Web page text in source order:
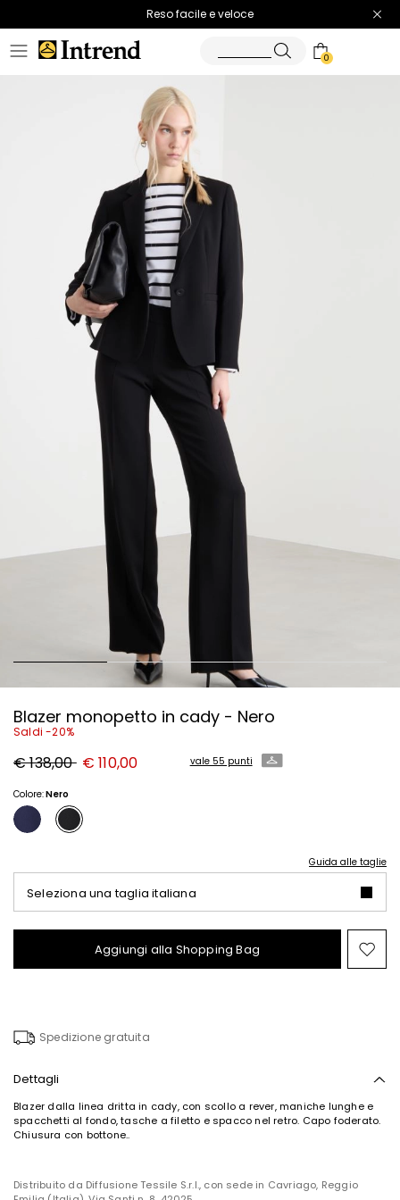
Spedizione gratuita
Reso facile e veloce
0
Blazer monopetto in cady - Nero
Saldi -20%
Prezzo
originale
138,00
€ 138,00 Nuovo
prezzo
€ 110,00 vale 55 punti
Colore:Nero
Guida alle taglie
Seleziona una taglia italiana
Aggiungi alla Shopping Bag
Spedizione gratuita
Dettagli
Blazer dalla linea dritta in cady, con scollo a rever, maniche lunghe e
spacchetti al fondo, tasche a filetto e spacco nel retro. Capo foderato.
Chiusura con bottone..
Distribuito da Diffusione Tessile S.r.l., con sede in Cavriago, Reggio